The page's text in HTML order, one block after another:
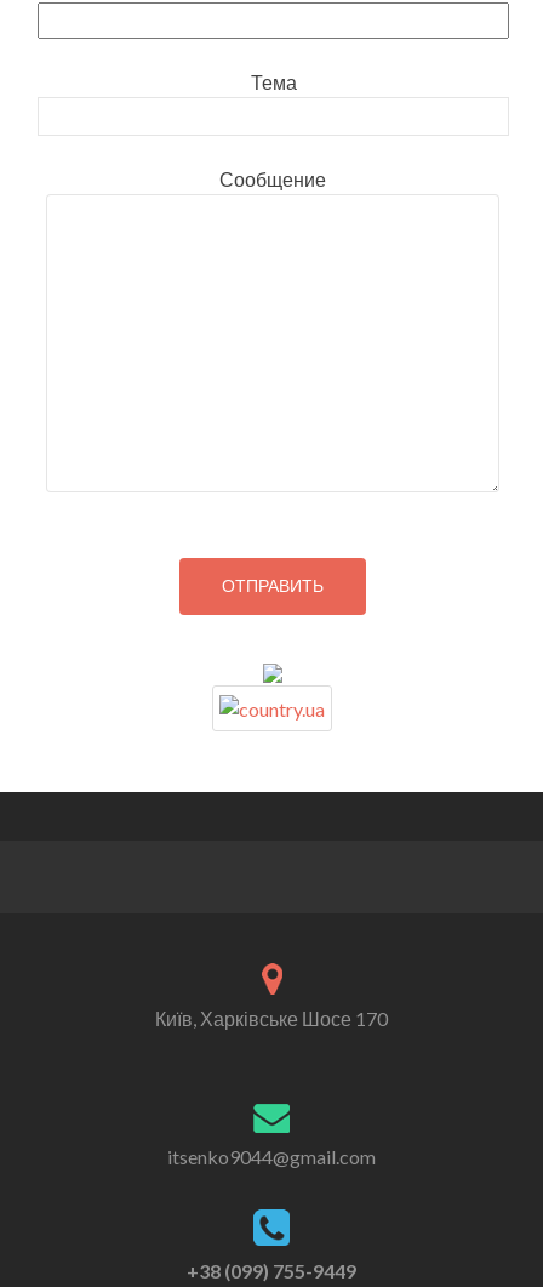
Тема
Сообщение
Київ, Харківське Шосе 170
itsenko9044@gmail.com
+38 (099) 755-9449